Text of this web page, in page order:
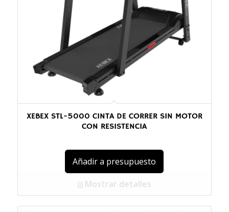
XEBEX STL-5000 CINTA DE CORRER SIN MOTOR
CON RESISTENCIA
Añadir a presupuesto
Mostrar detalles